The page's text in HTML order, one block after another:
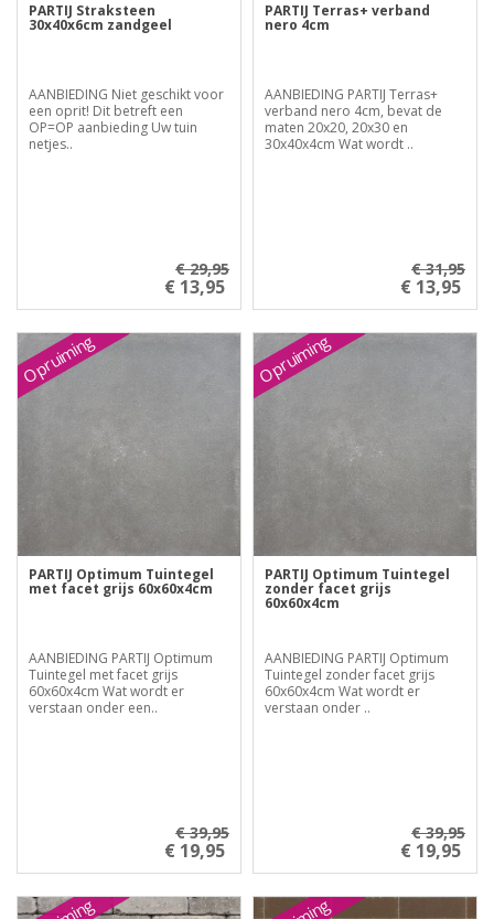
PARTIJ Straksteen
30x40x6cm zandgeel
AANBIEDING Niet geschikt voor
een oprit! Dit betreft een
OP=OP aanbieding Uw tuin
netjes..
€ 29,95
€ 13,95
PARTIJ Terras+ verband
nero 4cm
AANBIEDING PARTIJ Terras+
verband nero 4cm, bevat de
maten 20x20, 20x30 en
30x40x4cm Wat wordt ..
€ 31,95
€ 13,95
Opruiming
PARTIJ Optimum Tuintegel
met facet grijs 60x60x4cm
AANBIEDING PARTIJ Optimum
Tuintegel met facet grijs
60x60x4cm Wat wordt er
verstaan onder een..
€ 39,95
€ 19,95
Opruiming
PARTIJ Optimum Tuintegel
zonder facet grijs
60x60x4cm
AANBIEDING PARTIJ Optimum
Tuintegel zonder facet grijs
60x60x4cm Wat wordt er
verstaan onder ..
€ 39,95
€ 19,95